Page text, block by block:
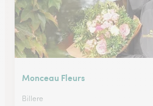
Monceau Fleurs
Billere